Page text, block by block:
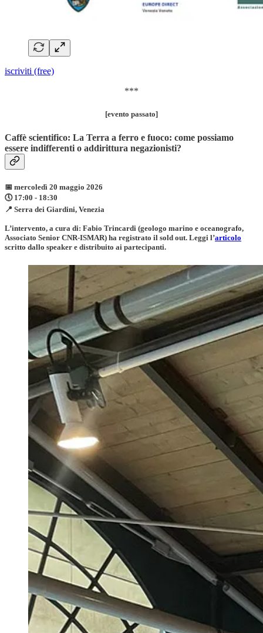
iscriviti (free)
***
[evento passato]
Caffè scientifico: La Terra a ferro e fuoco: come possiamo
essere indifferenti o addirittura negazionisti?
📅 mercoledì 20 maggio 2026
🕔 17:00 - 18:30
📍 Serra dei Giardini, Venezia
L’intervento, a cura di: Fabio Trincardi (geologo marino e oceanografo,
Associato Senior CNR-ISMAR) ha registrato il sold out. Leggi l’articolo
scritto dallo speaker e distribuito ai partecipanti.